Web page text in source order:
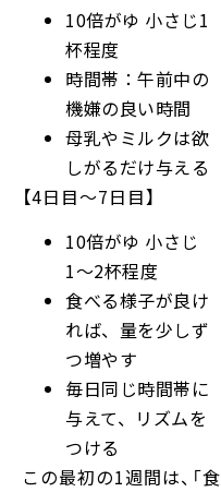
10倍がゆ 小さじ1
杯程度
時間帯：午前中の
機嫌の良い時間
母乳やミルクは欲
しがるだけ与える
【4日目〜7日目】
10倍がゆ 小さじ
1〜2杯程度
食べる様子が良け
れば、量を少しず
つ増やす
毎日同じ時間帯に
与えて、リズムを
つける
この最初の1週間は、「食